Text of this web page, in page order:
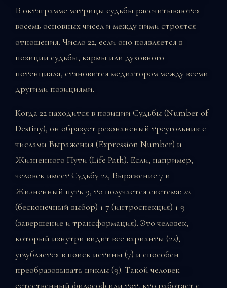
В октаграмме матрицы судьбы рассчитываются
восемь основных чисел и между ними строятся
отношения. Число 22, если оно появляется в
позиции судьбы, кармы или духовного
потенциала, становится медиатором между всеми
другими позициями.
Когда 22 находится в позиции Судьбы (Number of
Destiny), он образует резонансный треугольник с
числами Выражения (Expression Number) и
Жизненного Пути (Life Path). Если, например,
человек имеет Судьбу 22, Выражение 7 и
Жизненный путь 9, то получается система: 22
(бесконечный выбор) + 7 (интроспекция) + 9
(завершение и трансформация). Это человек,
который изнутри видит все варианты (22),
углубляется в поиск истины (7) и способен
преобразовывать циклы (9). Такой человек —
естественный философ или тот, кто работает с